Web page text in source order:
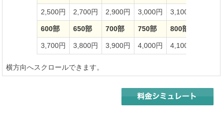
2,500円 2,700円 2,900円 3,000円 3,100円
600部 650部 700部 750部 800部
3,700円 3,800円 3,900円 4,000円 4,100円
横方向へスクロールできます。